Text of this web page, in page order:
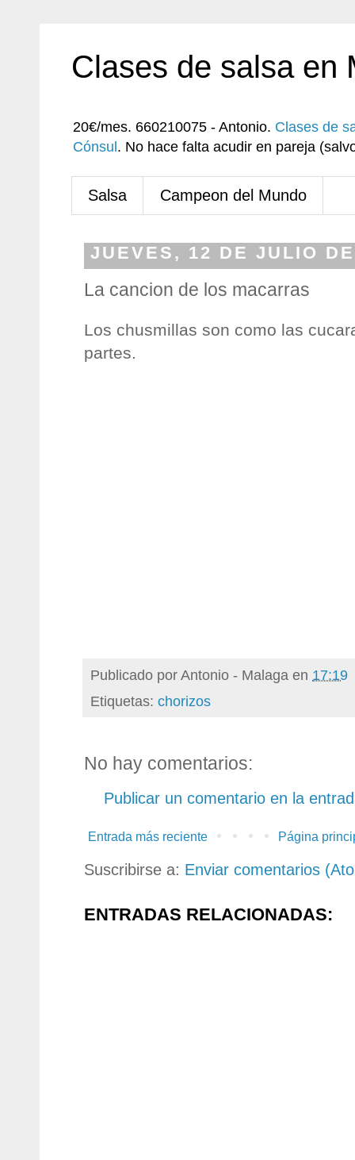
Clases de salsa en
20€/mes. 660210075 - Antonio. Clases de
Cónsul . No hace falta acudir en pareja
Salsa Campeon del Mundo
JUEVES, 12 DE JULIO
La cancion de los macarras
Los chusmillas son como las
partes.
Publicado porAntonio - Malaga en 17:19
Etiquetas: chorizos
No hay comentarios:
Publicar un comentario en la
Entrada más reciente Página
Suscribirse a: Enviar comentarios
ENTRADAS RELACIONADAS: